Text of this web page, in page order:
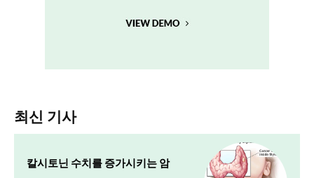
최신 기사
칼시토닌 수치를 증가시키는 암